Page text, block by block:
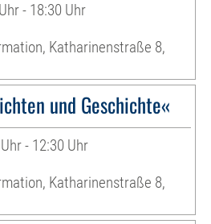
- 18:30 Uhr
Katharinenstraße 8,
und Geschichte«
- 12:30 Uhr
Katharinenstraße 8,